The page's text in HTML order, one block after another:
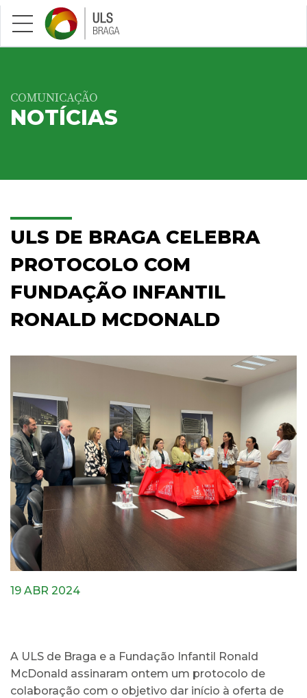
Saltar para conteúdo principal
COMUNICAÇÃO
NOTÍCIAS
ULS DE BRAGA CELEBRA
PROTOCOLO COM
FUNDAÇÃO INFANTIL
RONALD MCDONALD
19 ABR 2024
A ULS de Braga e a Fundação Infantil Ronald
McDonald assinaram ontem um protocolo de
colaboração com o objetivo dar início à oferta de